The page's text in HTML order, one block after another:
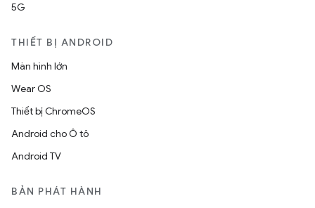
5G
THIẾT BỊ ANDROID
Màn hình lớn
Wear OS
Thiết bị ChromeOS
Android cho Ô tô
Android TV
BẢN PHÁT HÀNH